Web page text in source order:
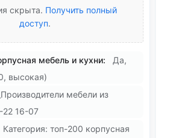
скрыта. Получить полный
доступ.
мебель и кухни:
Да,
высокая)
мебели из
16-07
Категория: топ-200 корпусная